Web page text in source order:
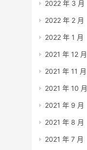
2022 年 3 月
2022 年 2 月
2022 年 1 月
2021 年 12 月
2021 年 11 月
2021 年 10 月
2021 年 9 月
2021 年 8 月
2021 年 7 月